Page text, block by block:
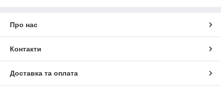
Про нас
Контакти
Доставка та оплата